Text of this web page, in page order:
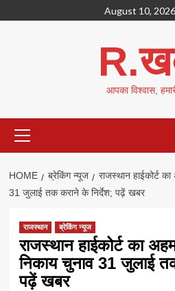
to
August 10, 2026
आपका विश्वास,
Menu
HOME ब्रेकिंग न्यूज
राजस्थान हाईकोर्ट
31 जुलाई तक कराने के निर्देश; पढ़ें खबर
राजस्थान ब्रेकिंग न्यूज
राजस्थान हाईकोर्ट का
निकाय चुनाव 31 जुलाई
पढ़ें खबर